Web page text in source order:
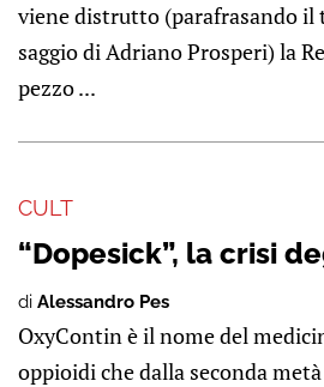
viene distrutto (parafrasando il
saggio di Adriano Prosperi) la
pezzo ...
CULT
“Dopesick”, la crisi
di Alessandro Pes
OxyContin è il nome del
oppioidi che dalla seconda